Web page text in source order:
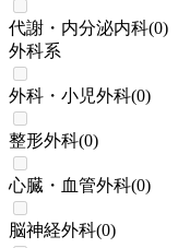
代謝・内分泌内科(0)
外科系
外科・小児外科(0)
整形外科(0)
心臓・血管外科(0)
脳神経外科(0)